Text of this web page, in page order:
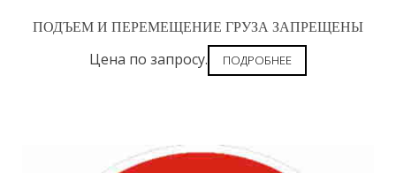
ПОДЪЕМ И ПЕРЕМЕЩЕНИЕ ГРУЗА ЗАПРЕЩЕНЫ
Цена по запросу. ПОДРОБНЕЕ